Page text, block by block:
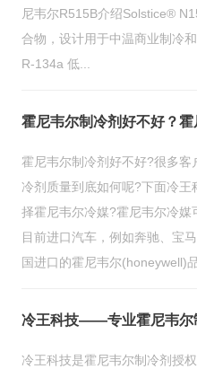
尼韦尔R515B介绍Solstice®
合物，设计用于中温商业制冷
R-134a 低...
霍尼韦尔制冷剂好不好？
霍尼韦尔制冷剂好不好?很多客
冷剂质量到底如何呢?下面冷
择霍尼韦尔冷媒?霍尼韦尔冷媒
目前进口汽车，例如奔驰、宝
国进口的霍尼韦尔(honeywell)
冷王科技——专业霍尼韦尔
冷王科技是霍尼韦尔制冷剂授